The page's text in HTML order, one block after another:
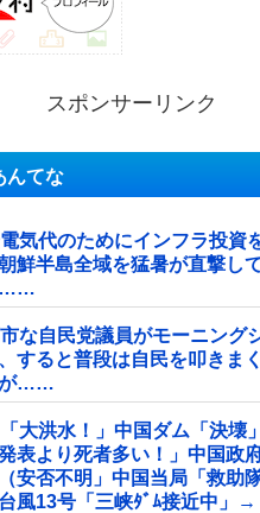
スポンサーリンク
んてな
気代のためにインフラ投資
鮮半島全域を猛暑が直撃し
……
な自民党議員がモーニング
すると普段は自民を叩きま
が……
大洪水！」中国ダム「決壊
発表より死者多い！」中国政
安否不明」中国当局「救助
風13号「三峡ﾀﾞﾑ接近中」→